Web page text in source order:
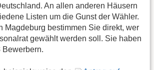
An allen anderen Häusern
Listen um die Gunst der Wähler.
Magdeburg bestimmen Sie direkt, wer
gewählt werden soll. Sie haben
Bewerbern.